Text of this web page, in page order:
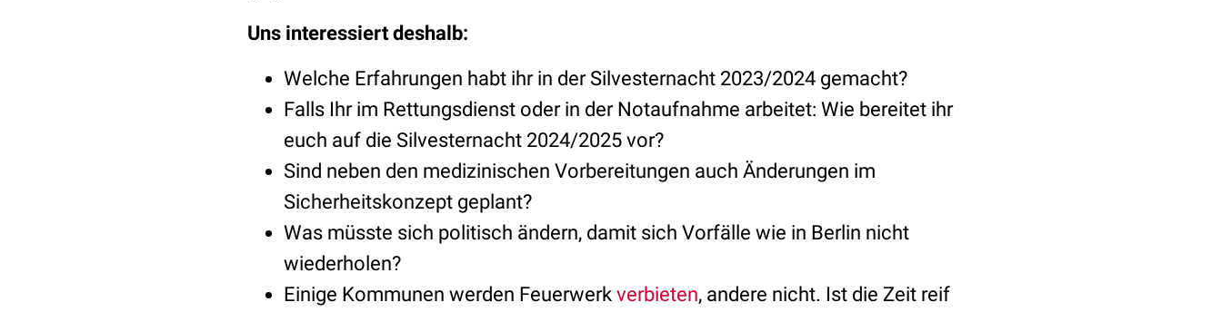
Uns interessiert deshalb:
Welche Erfahrungen habt ihr in der Silvesternacht 2023/2024 gemacht?
Falls Ihr im Rettungsdienst oder in der Notaufnahme arbeitet: Wie bereitet ihr
euch auf die Silvesternacht 2024/2025 vor?
Sind neben den medizinischen Vorbereitungen auch Änderungen im
Sicherheitskonzept geplant?
Was müsste sich politisch ändern, damit sich Vorfälle wie in Berlin nicht
wiederholen?
Einige Kommunen werden Feuerwerk verbieten, andere nicht. Ist die Zeit reif